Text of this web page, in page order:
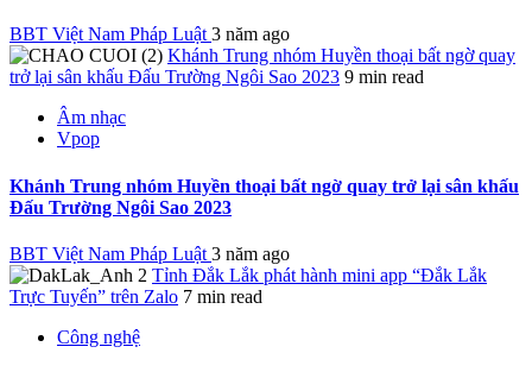
BBT Việt Nam Pháp Luật3 năm ago
Khánh Trung nhóm Huyền thoại bất ngờ quay
trở lại sân khấu Đấu Trường Ngôi Sao 2023 9 min read
Âm nhạc
Vpop
Khánh Trung nhóm Huyền thoại bất ngờ quay trở lại sân khấu
Đấu Trường Ngôi Sao 2023
BBT Việt Nam Pháp Luật 3 năm ago
Tỉnh Đắk Lắk phát hành mini app “Đắk Lắk
Trực Tuyến” trên Zalo 7 min read
Công nghệ